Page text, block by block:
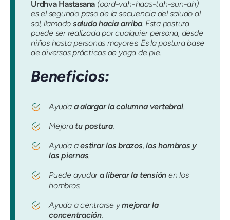
Urdhva Hastasana (oord-vah-haas-tah-sun-ah)
es el segundo paso de la secuencia del saludo al
sol, llamado saludo hacia arriba. Esta postura
puede ser realizada por cualquier persona, desde
niños hasta personas mayores. Es la postura base
de diversas prácticas de yoga de pie.
Beneficios:
Ayuda a alargar la columna vertebral.
Mejora tu postura.
Ayuda aestirar los brazos,los hombros y
las piernas.
Puede ayudara liberar la tensión en los
hombros.
Ayuda a centrarse ymejorar la
concentración.